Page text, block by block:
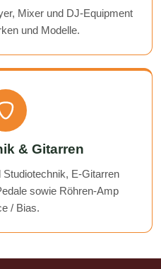
Mixer und DJ-Equipment
und Modelle.
& Gitarren
Studiotechnik, E-Gitarren
sowie Röhren-Amp
/ Bias.